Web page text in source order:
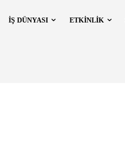
İŞ DÜNYASI ETKİNLİK